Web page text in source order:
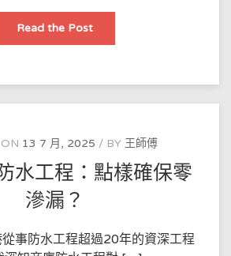
Read the Post防
材
購
南：
市
場
邊
款
最
13 7 月, 2025 BY 王師傅
水工程：點樣確保零
滲漏？
事防水工程超過20年的資深工程